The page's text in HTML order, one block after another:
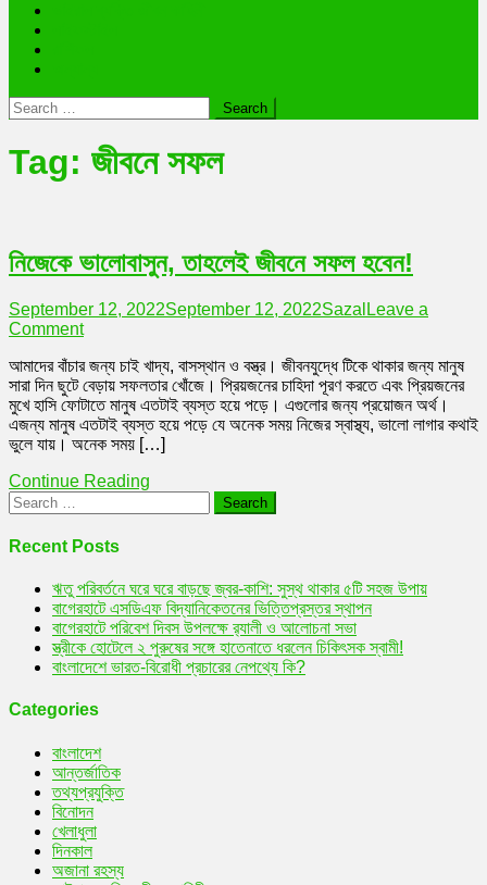
Search
for:
Tag: জীবনে সফল
নিজেকে ভালোবাসুন, তাহলেই জীবনে সফল হবেন!
September 12, 2022September 12, 2022Sazal Leave a
Commenton
ভালোবাসুন,
তাহলেই
জীবনে
সফল
হবেন!
আমাদের বাঁচার জন্য চাই খাদ্য, বাসস্থান ও বস্ত্র। জীবনযুদ্ধে টিকে থাকার জন্য মানুষ
সারা দিন ছুটে বেড়ায় সফলতার খোঁজে। প্রিয়জনের চাহিদা পূরণ করতে এবং প্রিয়জনের
মুখে হাসি ফোটাতে মানুষ এতটাই ব্যস্ত হয়ে পড়ে। এগুলোর জন্য প্রয়োজন অর্থ।
এজন্য মানুষ এতটাই ব্যস্ত হয়ে পড়ে যে অনেক সময় নিজের স্বাস্থ্য, ভালো লাগার কথাই
ভুলে যায়। অনেক সময় […]
Continue Reading
Search
for:
Recent Posts
ঋতু পরিবর্তনে ঘরে ঘরে বাড়ছে জ্বর-কাশি: সুস্থ থাকার ৫টি সহজ উপায়
বাগেরহাটে এসডিএফ বিদ্যানিকেতনের ভিত্তিপ্রস্তর স্থাপন
বাগেরহাটে পরিবেশ দিবস উপলক্ষে র‌্যালী ও আলোচনা সভা
স্ত্রীকে হোটেলে ২ পুরুষের সঙ্গে হাতেনাতে ধরলেন চিকিৎসক স্বামী!
বাংলাদেশে ভারত-বিরোধী প্রচারের নেপথ্যে কি?
Categories
বাংলাদেশ
আন্তর্জাতিক
তথ্যপ্রযুক্তি
বিনোদন
খেলাধুলা
দিনকাল
অজানা রহস্য